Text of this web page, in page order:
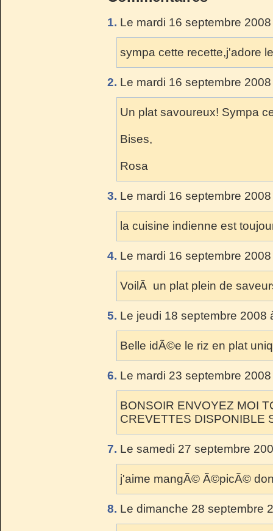
1. Le mardi 16 septembre
sympa cette recette,j'adore
2. Le mardi 16 septembre
Un plat savoureux! Sympa
Bises,
Rosa
3. Le mardi 16 septembre
la cuisine indienne est
4. Le mardi 16 septembre
VoilÃ un plat plein de
5. Le jeudi 18 septembre 2008
Belle idÃ©e le riz en plat
6. Le mardi 23 septembre
BONSOIR ENVOYEZ MOI
CREVETTES DISPONIBLE
7. Le samedi 27 septembre
j'aime mangÃ© Ã©picÃ©
8. Le dimanche 28 septembre